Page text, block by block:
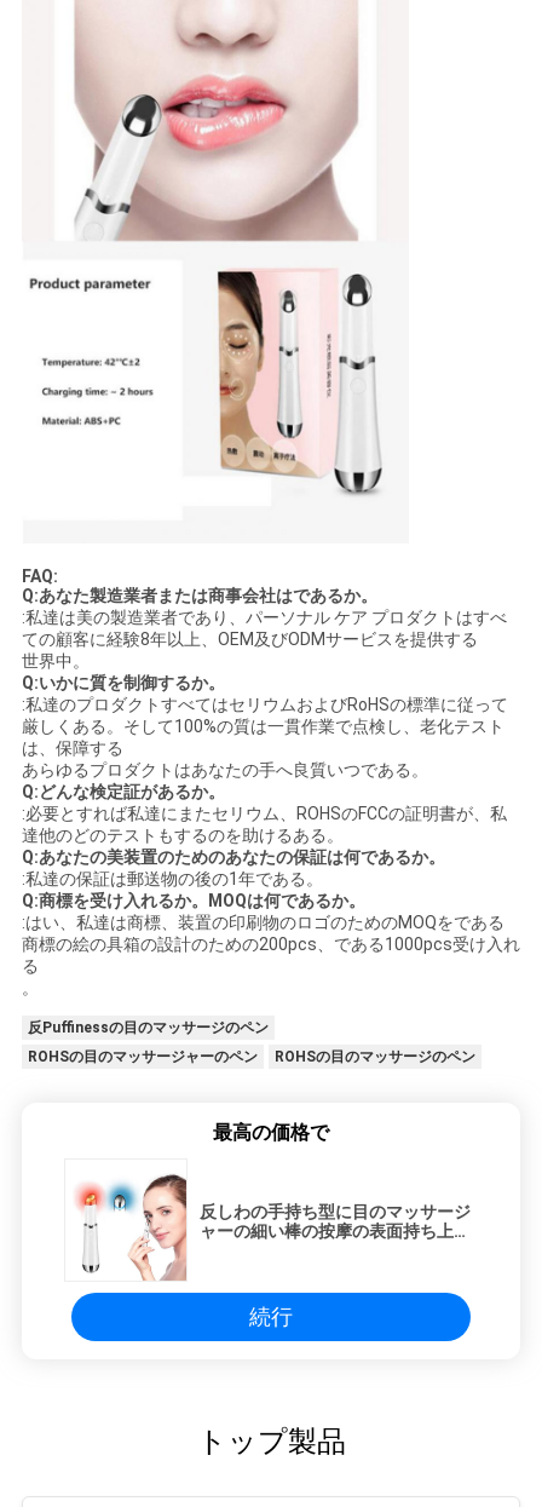
FAQ:
Q:あなた製造業者または商事会社はであるか。
:私達は美の製造業者であり、パーソナル ケア プロダクトはすべ
ての顧客に経験8年以上、OEM及びODMサービスを提供する
世界中。
Q:いかに質を制御するか。
:私達のプロダクトすべてはセリウムおよびRoHSの標準に従って
厳しくある。そして100%の質は一貫作業で点検し、老化テスト
は、保障する
あらゆるプロダクトはあなたの手へ良質いつである。
Q:どんな検定証があるか。
:必要とすれば私達にまたセリウム、ROHSのFCCの証明書が、私
達他のどのテストもするのを助けるある。
Q:あなたの美装置のためのあなたの保証は何であるか。
:私達の保証は郵送物の後の1年である。
Q:商標を受け入れるか。MOQは何であるか。
:はい、私達は商標、装置の印刷物のロゴのためのMOQをである
商標の絵の具箱の設計のための200pcs、である1000pcs受け入れ
る
。
反Puffinessの目のマッサージのペン
ROHSの目のマッサージャーのペン
ROHSの目のマッサージのペン
最高の価格で
反しわの手持ち型に目のマッサージ
ャーの細い棒の按摩の表面持ち上が
続行
トップ製品